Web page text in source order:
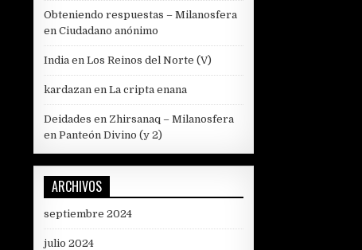
Obteniendo respuestas – Milanosfera
en Ciudadano anónimo
India en Los Reinos del Norte (V)
kardazan en La cripta enana
Deidades en Zhirsanaq – Milanosfera
en Panteón Divino (y 2)
ARCHIVOS
septiembre 2024
julio 2024